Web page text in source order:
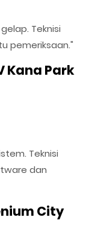
Teknisi
pemeriksaan."
Kana Park
Teknisi
dan
City